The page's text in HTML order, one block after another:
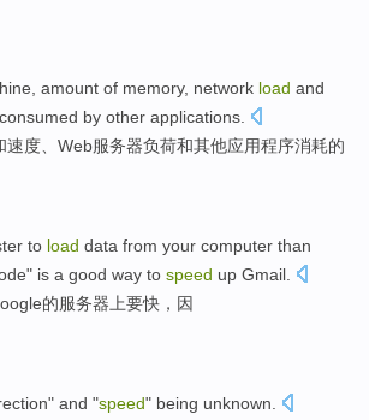
, amount of memory, network load and
consumed by other applications.
速度、 Web服务器负荷和其他应用程序消耗的
to load data from your computer than
" is a good way to speed up Gmail
的服务器上要快 ， 因
" and "speed" being unknown.